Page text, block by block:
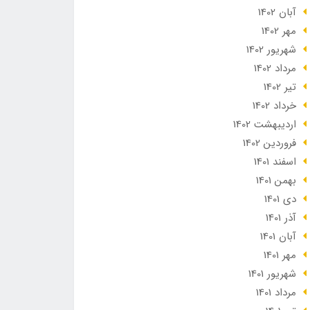
آبان 1402
مهر 1402
شهریور 1402
مرداد 1402
تير 1402
خرداد 1402
ارديبهشت 1402
فروردین 1402
اسفند 1401
بهمن 1401
دی 1401
آذر 1401
آبان 1401
مهر 1401
شهریور 1401
مرداد 1401